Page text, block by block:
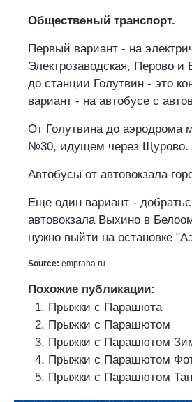
Общественый транспорт.
Первый вариант - на
Электрозаводская, Перово
до станции Голутвин - это
вариант - на автобусе с
От Голутвина до аэродрома
№30, идущем через Щурово.
Автобусы от автовокзала
Еще один вариант -
автовокзала Выхино в
нужно выйти на остановке
Source: emprana.ru
Похожие публикации:
Прыжки с Парашюта
Прыжки с Парашютом
Прыжки с Парашютом
Прыжки с Парашютом
Прыжки с Парашютом